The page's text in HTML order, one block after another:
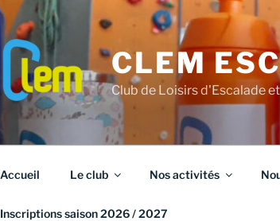
CLEM
Club de Loisirs d'Escalade
Accueil Le club Nos activités
Inscriptions saison 2026 / 2027